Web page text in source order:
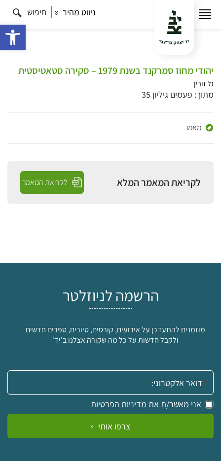
ניווט מהיר חיפוש
יהודי מחוז סמרקנד בשנת 1979 – סקירה סטאטיסטית
מ' זובין
מתוך: פעמים גיליון 35
מאמר
לקריאת המאמר המלא לקריאת המאמר
הרשמה לניוזלטר
מוזמנים להתעדכן על אירועים, קורסים, סיורים, ספרים חדשים
ולקבל חדשות על כל מה שקורה אצלנו ב'יד'
אימייל:
אני מאשר/ת את מדיניות הפרטיות
צרפו אותי